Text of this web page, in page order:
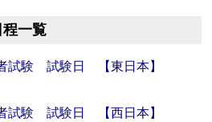
一覧
試験 試験日 【東日本】
試験 試験日 【西日本】